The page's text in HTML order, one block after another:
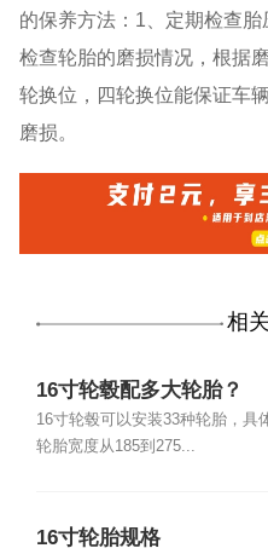
的保养方法：1、定期检查胎
检查轮胎的磨损情况，根据
轮换位，四轮换位能保证车
磨损。
相
16寸轮毂配多大轮胎？
16寸轮毂可以安装33种轮胎，具
轮胎宽度从185到275...
16寸轮胎规格